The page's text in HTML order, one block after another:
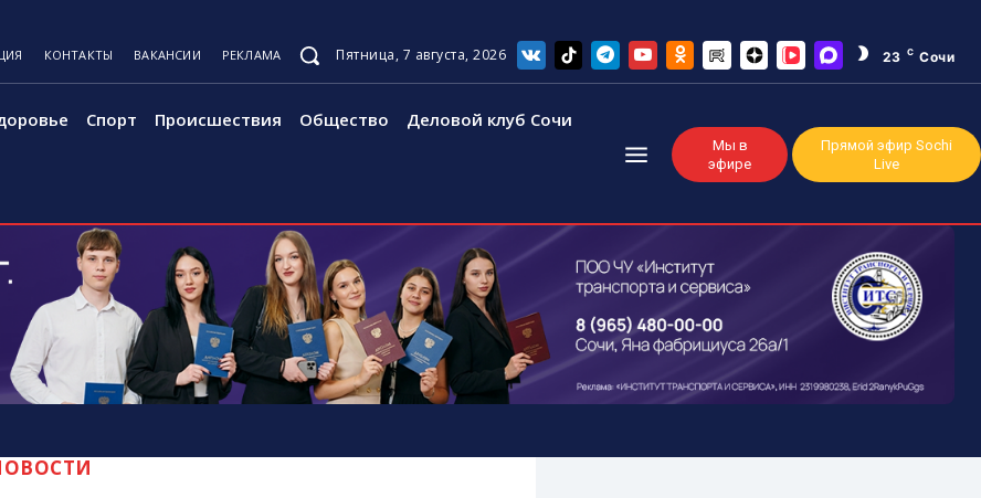
КОНТАКТЫ ВАКАНСИИ РЕКЛАМА Пятница, 7 августа, 2026 23 C Сочи
Спорт Происшествия Общество Деловой клуб Сочи
Мы в
эфире
Прямой эфир Sochi
Live